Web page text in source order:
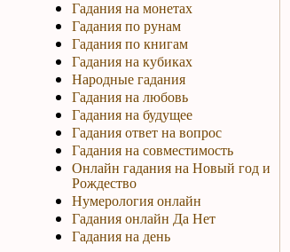
Гадания на монетах
Гадания по рунам
Гадания по книгам
Гадания на кубиках
Народные гадания
Гадания на любовь
Гадания на будущее
Гадания ответ на вопрос
Гадания на совместимость
Онлайн гадания на Новый год и
Рождество
Нумерология онлайн
Гадания онлайн Да Нет
Гадания на день